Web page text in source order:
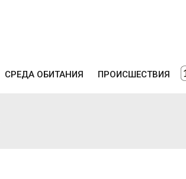
СРЕДА ОБИТАНИЯ ПРОИСШЕСТВИЯ